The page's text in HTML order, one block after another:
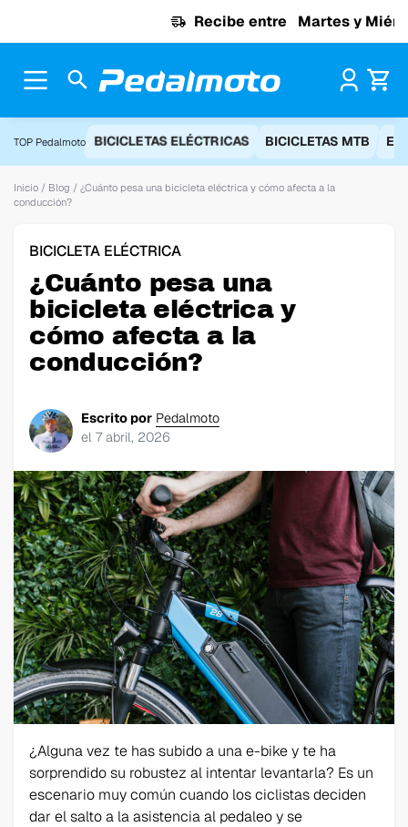
Recibe entre Martes y Miércoles
TOP Pedalmoto BICICLETAS ELÉCTRICAS BICICLETAS MTB
Inicio / Blog / ¿Cuánto pesa una bicicleta eléctrica y cómo afecta a la
conducción?
BICICLETA ELÉCTRICA
¿Cuánto pesa una
bicicleta eléctrica y
cómo afecta a la
conducción?
Escrito por Pedalmoto
el 7 abril, 2026
¿Alguna vez te has subido a una e-bike y te ha
sorprendido su robustez al intentar levantarla? Es un
escenario muy común cuando los ciclistas deciden
dar el salto a la asistencia al pedaleo y se